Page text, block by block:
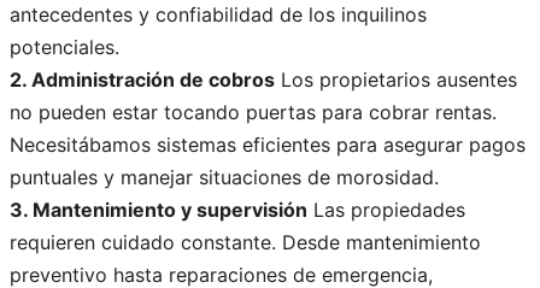
antecedentes y confiabilidad de los inquilinos
potenciales.
2. Administración de cobros Los propietarios ausentes
no pueden estar tocando puertas para cobrar rentas.
Necesitábamos sistemas eficientes para asegurar pagos
puntuales y manejar situaciones de morosidad.
3. Mantenimiento y supervisión Las propiedades
requieren cuidado constante. Desde mantenimiento
preventivo hasta reparaciones de emergencia,